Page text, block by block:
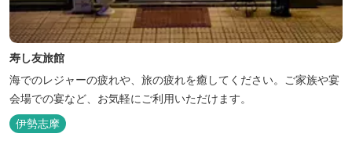
寿し友旅館
海でのレジャーの疲れや、旅の疲れを癒してください。ご家族や宴
会場での宴など、お気軽にご利用いただけます。
伊勢志摩